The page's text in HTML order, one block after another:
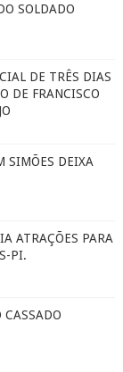
SOLDADO
DE TRÊS DIAS
DE FRANCISCO
SIMÕES DEIXA
ATRAÇÕES PARA
PI.